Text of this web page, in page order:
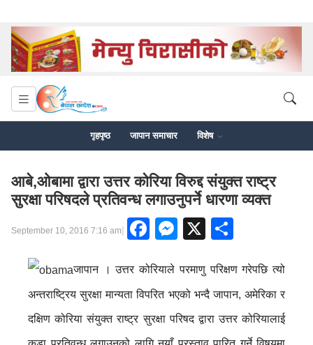
गृहपृष्ठ जापान समाचार विशेष
आबे,ओबामा द्वारा उत्तर कोरिया विरुद्द संयुक्त राष्ट्र
सुरक्षा परिषदले प्रतिवन्ध लगाउनुपर्ने धारणा व्यक्त
September 10, 2016 7:16 am| Facebook
Messenger
X
जापान । उत्तर कोरियाले परमाणु परिक्षण गरेपछि त्यो
अन्तराष्ट्रिय सुरक्षा मान्यता विपरित भएको भन्दै जापान, अमेरिका र
दक्षिण कोरिया संयुक्त राष्ट्र सुरक्षा परिषद द्वारा उत्तर कोरियालाई